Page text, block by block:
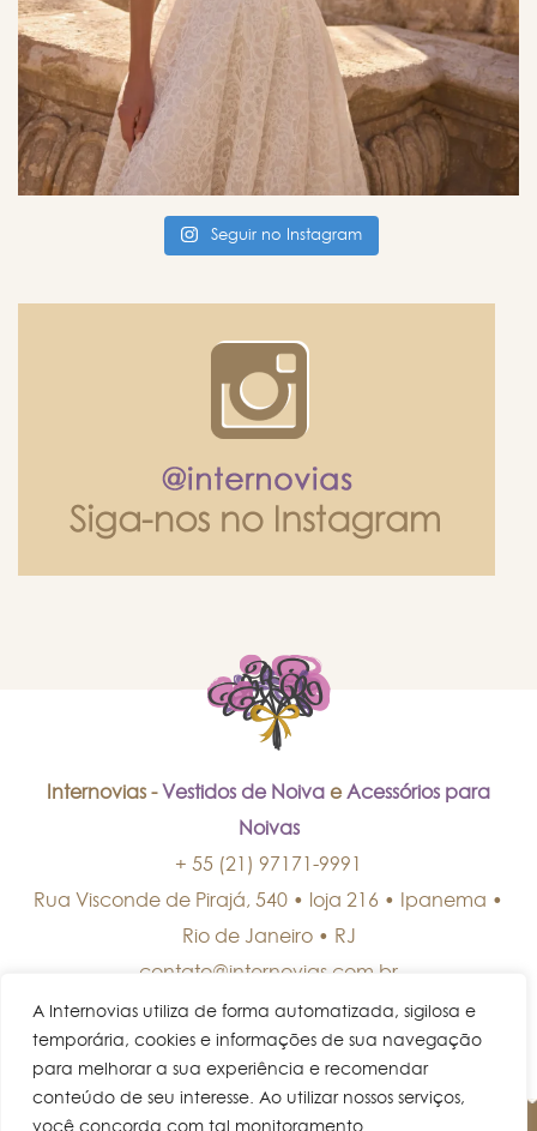
A Internovias utiliza de forma automatizada, sigilosa e
temporária, cookies e informações de sua navegação
para melhorar a sua experiência e recomendar
conteúdo de seu interesse. Ao utilizar nossos serviços,
você concorda com tal monitoramento.
Seguir no Instagram
Internovias - Vestidos de Noiva e Acessórios para
Noivas
+ 55 (21) 97171-9991
Rua Visconde de Pirajá, 540 • loja 216 • Ipanema •
Rio de Janeiro• RJ
contato@internovias.com.br